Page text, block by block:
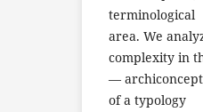
terminological
area. We
complexity in
—
of a typology